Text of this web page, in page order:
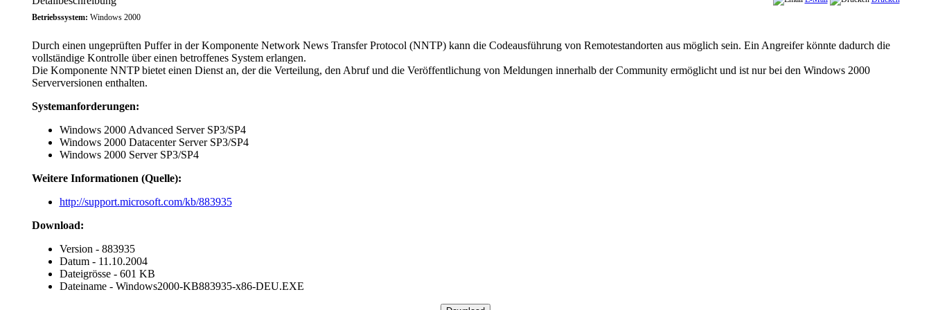
Betriebssystem: Windows 2000
Durch einen ungeprüften Puffer in der Komponente Network News Transfer Protocol (NNTP) kann die Codeausführung von Remotestandorten aus möglich sein. Ein Angreifer könnte dadurch die
vollständige Kontrolle über einen betroffenes System erlangen.
Die Komponente NNTP bietet einen Dienst an, der die Verteilung, den Abruf und die Veröffentlichung von Meldungen innerhalb der Community ermöglicht und ist nur bei den Windows 2000
Serverversionen enthalten.
Systemanforderungen:
Windows 2000 Advanced Server SP3/SP4
Windows 2000 Datacenter Server SP3/SP4
Windows 2000 Server SP3/SP4
Weitere Informationen (Quelle):
http://support.microsoft.com/kb/883935
Download:
Version - 883935
Datum - 11.10.2004
Dateigrösse - 601 KB
Dateiname - Windows2000-KB883935-x86-DEU.EXE